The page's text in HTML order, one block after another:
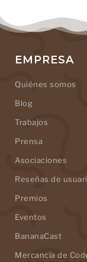
EMPRESA
Quiénes somos
Blog
Trabajos
Prensa
Asociaciones
Reseñas de
Premios
Eventos
BananaCast
Mercancía de